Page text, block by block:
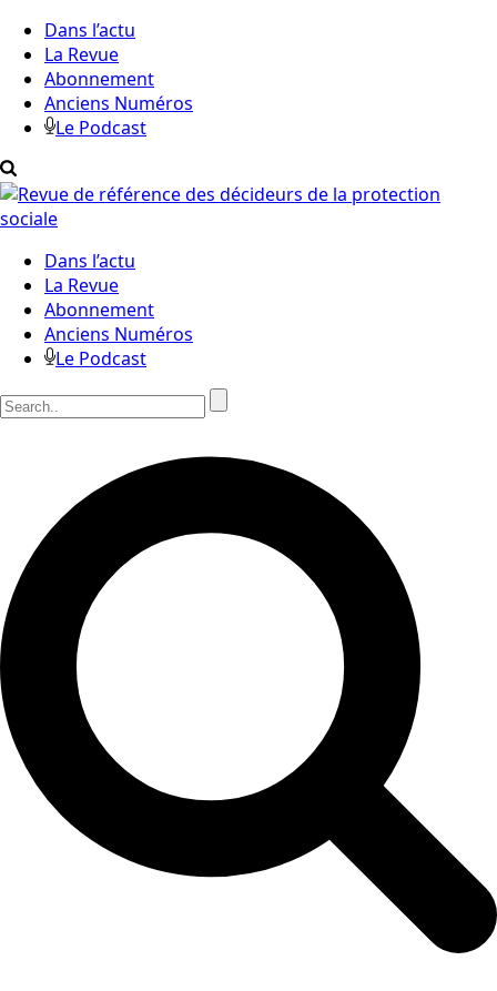
Dans l’actu
La Revue
Abonnement
Anciens Numéros
Le Podcast
Dans l’actu
La Revue
Abonnement
Anciens Numéros
Le Podcast